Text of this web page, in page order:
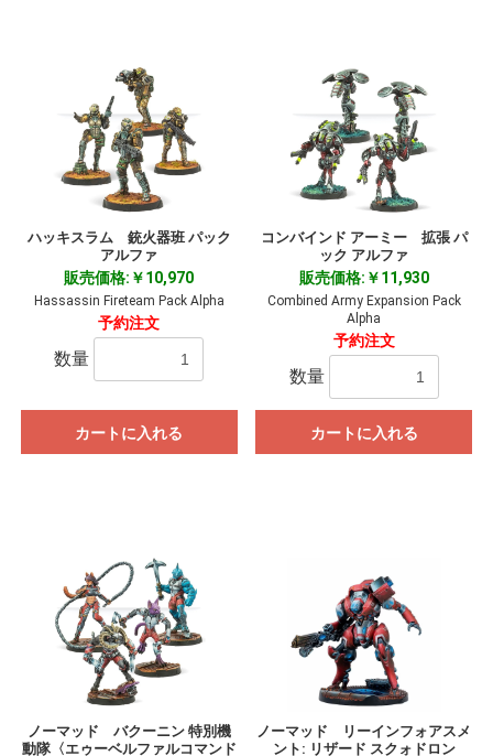
ハッキスラム 銃火器班 パック
アルファ
販売価格:￥10,970
Hassassin Fireteam Pack Alpha
予約注文
数量
カートに入れる
コンバインド アーミー 拡張 パ
ック アルファ
販売価格:￥11,930
Combined Army Expansion Pack
Alpha
予約注文
数量
カートに入れる
ノーマッド バクーニン 特別機
動隊〈エゥーベルファルコマンド
ノーマッド リーインフォアスメ
ント: リザード スクォドロン